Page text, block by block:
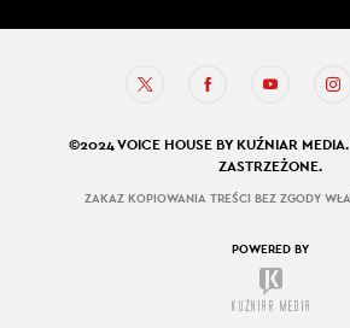
©2024 VOICE HOUSE BY KUŹNIAR
ZASTRZEŻONE.
ZAKAZ KOPIOWANIA TREŚCI BEZ ZGODY
POWERED BY